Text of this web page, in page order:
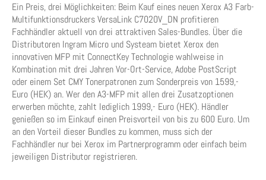
Ein Preis, drei Möglichkeiten: Beim Kauf eines neuen Xerox A3 Farb-
Multifunktionsdruckers VersaLink C7020V_DN profitieren
Fachhändler aktuell von drei attraktiven Sales-Bundles. Über die
Distributoren Ingram Micro und Systeam bietet Xerox den
innovativen MFP mit ConnectKey Technologie wahlweise in
Kombination mit drei Jahren Vor-Ort-Service, Adobe PostScript
oder einem Set CMY Tonerpatronen zum Sonderpreis von 1599,-
Euro (HEK) an. Wer den A3-MFP mit allen drei Zusatzoptionen
erwerben möchte, zahlt lediglich 1999,- Euro (HEK). Händler
genießen so im Einkauf einen Preisvorteil von bis zu 600 Euro. Um
an den Vorteil dieser Bundles zu kommen, muss sich der
Fachhändler nur bei Xerox im Partnerprogramm oder einfach beim
jeweiligen Distributor registrieren.